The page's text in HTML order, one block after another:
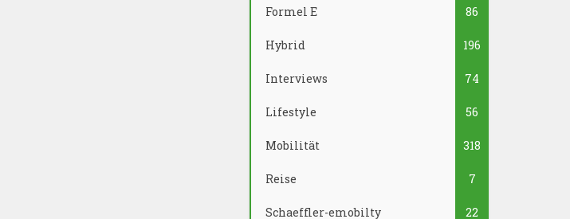
Formel E 86
Hybrid 196
Interviews 74
Lifestyle 56
Mobilität 318
Reise 7
Schaeffler-emobilty 22